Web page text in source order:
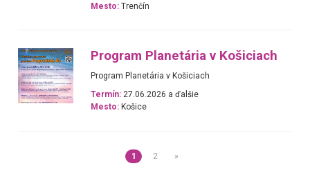
Mesto: Trenčín
Program Planetária v Košiciach
Program Planetária v Košiciach
Termín: 27.06.2026 a ďalšie
Mesto: Košice
1 2 »